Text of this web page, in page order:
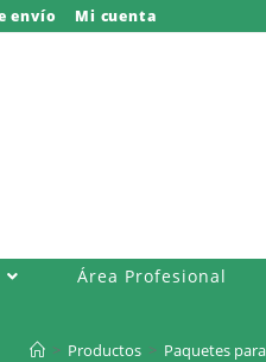
envío Mi cuenta
Área Profesional
> Productos > Paquetes